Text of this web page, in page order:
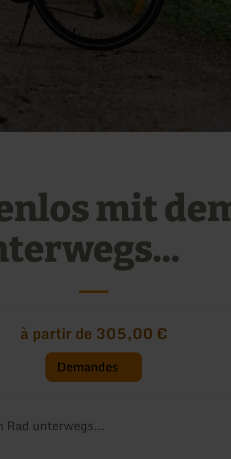
mit
à partir de 305,00 €
Demandes
Rad unterwegs...